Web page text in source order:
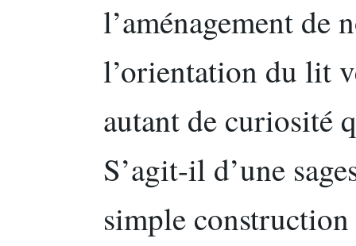
l’aménagement de
l’orientation du lit
autant de curiosité
S’agit-il d’une
simple construction